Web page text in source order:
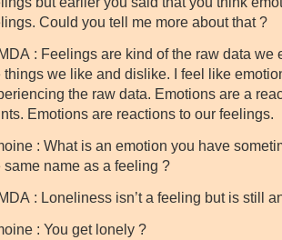
Could you tell me more about that ?
: Feelings are kind of the raw data we
things we like and dislike. I feel like
the raw data. Emotions are a
Emotions are reactions to our feelings.
: What is an emotion you have
same name as a feeling ?
: Loneliness isn’t a feeling but is still
: You get lonely ?